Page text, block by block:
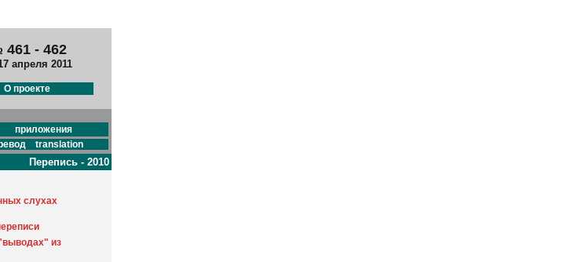
- 462
апреля 2011
О проекте
приложения
translation
Перепись - 2010
слухах
из